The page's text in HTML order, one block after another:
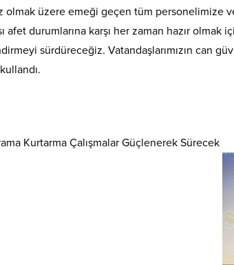
olmak üzere emeği geçen tüm personelimize
afet durumlarına karşı her zaman hazır
sürdüreceğiz. Vatandaşlarımızın can